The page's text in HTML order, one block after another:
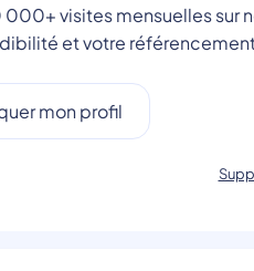
000+ visites mensuelles sur
et votre
mon profil